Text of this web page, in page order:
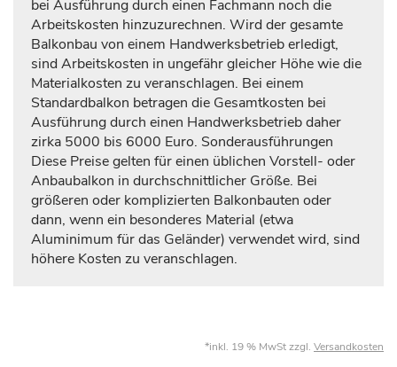
bei Ausführung durch einen Fachmann noch die
Arbeitskosten hinzuzurechnen. Wird der gesamte
Balkonbau von einem Handwerksbetrieb erledigt,
sind Arbeitskosten in ungefähr gleicher Höhe wie die
Materialkosten zu veranschlagen. Bei einem
Standardbalkon betragen die Gesamtkosten bei
Ausführung durch einen Handwerksbetrieb daher
zirka 5000 bis 6000 Euro. Sonderausführungen
Diese Preise gelten für einen üblichen Vorstell- oder
Anbaubalkon in durchschnittlicher Größe. Bei
größeren oder komplizierten Balkonbauten oder
dann, wenn ein besonderes Material (etwa
Aluminimum für das Geländer) verwendet wird, sind
höhere Kosten zu veranschlagen.
*inkl. 19 % MwSt zzgl. Versandkosten